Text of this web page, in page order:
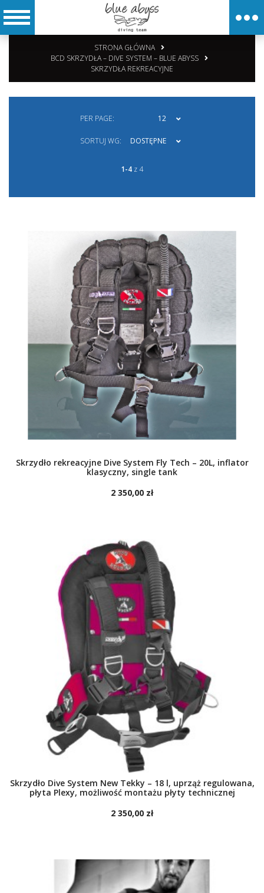
STRONA GŁÓWNA
BCD SKRZYDŁA – DIVE SYSTEM – BLUE ABYSS
SKRZYDŁA REKREACYJNE
PER PAGE: 12
SORTUJ WG: DOSTĘPNE
1-4 z 4
Skrzydło rekreacyjne Dive System Fly Tech – 20L, inflator
klasyczny, single tank
2 350,00 zł
DO KOSZYKA
Skrzydło Dive System New Tekky – 18 l, uprząż regulowana,
płyta Plexy, możliwość montażu płyty technicznej
2 350,00 zł
DO KOSZYKA